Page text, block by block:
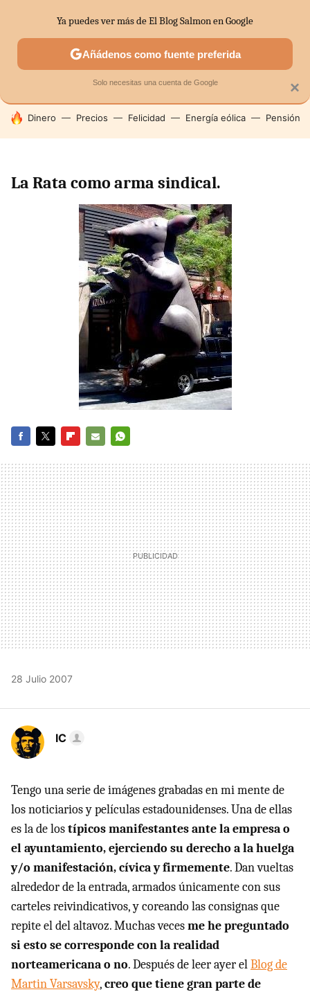
SECTORES ECONOMÍA DOMÉSTICA MERCADOS
HOY SE HABLA DE
Dinero Precios Felicidad Energía eólica Pensión
La Rata como arma sindical.
MAIL
28 Julio 2007
IC
Tengo una serie de imágenes grabadas en mi mente de
los noticiarios y películas estadounidenses. Una de ellas
es la de lostípicos manifestantes ante la empresa o
el ayuntamiento, ejerciendo su derecho a la huelga
y/o manifestación, cívica y firmemente. Dan vueltas
alrededor de la entrada, armados únicamente con sus
carteles reivindicativos, y coreando las consignas que
repite el del altavoz. Muchas vecesme he preguntado
si esto se corresponde con la realidad
norteamericana o no. Después de leer ayer elBlog de
Martin Varsavsky,creo que tiene gran parte de
×
Ya puedes ver más de El Blog Salmon en Google
Añádenos como fuente preferida
Solo necesitas una cuenta de Google